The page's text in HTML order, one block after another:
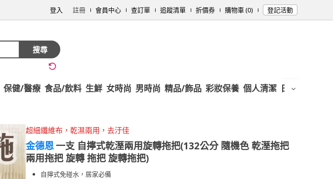
登入 註冊 會員中心 查訂單 追蹤清單 折價券 購物車 (0) 登記活動
搜尋
保健/醫療 食品/飲料 生鮮 女時尚 男時尚 精品/飾品 彩妝保養 個人清潔 日用/紙品
超細纖維布，乾濕兩用，去汙佳
金德恩一支 自擰式乾溼兩用旋轉拖把(132公分 隨機色 乾溼拖把
兩用拖把 旋轉 拖把 旋轉拖把)
自擰式免碰水，居家必備